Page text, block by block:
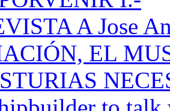
A Jose
EL